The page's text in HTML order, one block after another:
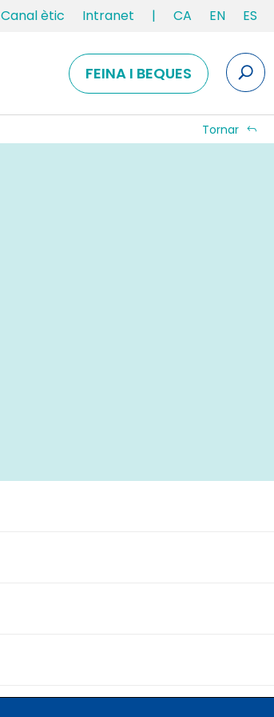
Canal ètic Intranet | CA EN ES
FEINA I BEQUES
Tornar